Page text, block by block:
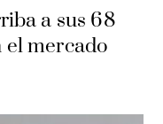
a sus 68
el mercado